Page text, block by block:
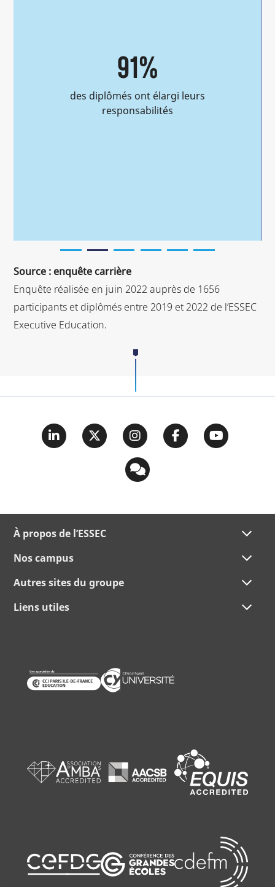
74%
des diplômés ont connu une évolution
de carrière avant la fin du programme
Source : enquête carrière
Enquête réalisée en juin 2022 auprès de 1656
participants et diplômés entre 2019 et 2022 de l’ESSEC
Executive Education.
À propos de l’ESSEC
Nos campus
Autres sites du groupe
Liens utiles